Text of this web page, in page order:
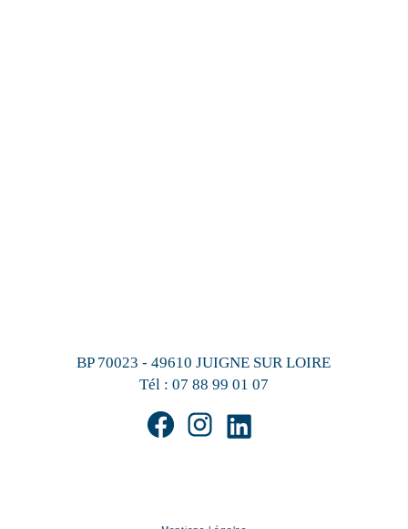
BP 70023 - 49610 JUIGNE SUR LOIRE
Tél : 07 88 99 01 07